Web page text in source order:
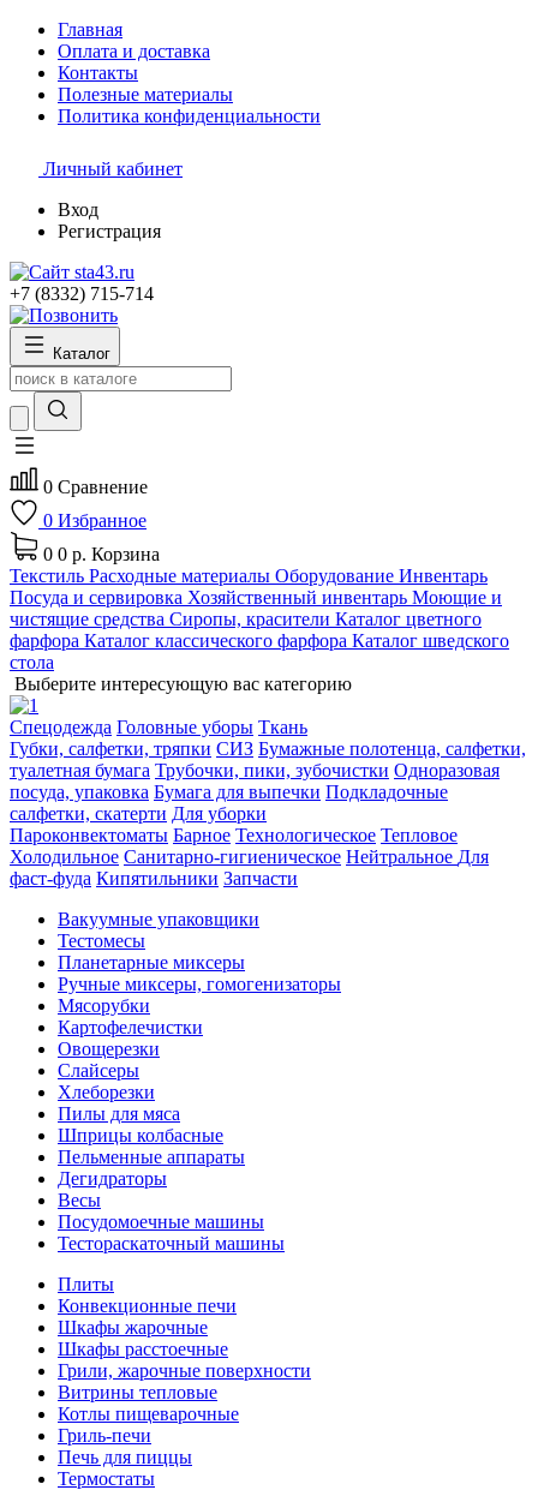
Главная
Оплата и доставка
Контакты
Полезные материалы
Политика конфиденциальности
Личный кабинет
Вход
Регистрация
+7 (8332) 715-714
Каталог
0 Сравнение
0 Избранное
0 0 р. Корзина
Текстиль Расходные материалы Оборудование Инвентарь
Посуда и сервировка Хозяйственный инвентарь Моющие и
чистящие средства Сиропы, красители Каталог цветного
фарфора Каталог классического фарфора Каталог шведского
стола
Выберите интересующую вас категорию
Спецодежда Головные уборы Ткань
Губки, салфетки, тряпки СИЗ Бумажные полотенца, салфетки,
туалетная бумага Трубочки, пики, зубочистки Одноразовая
посуда, упаковка Бумага для выпечки Подкладочные
салфетки, скатерти Для уборки
Пароконвектоматы Барное Технологическое Тепловое
Холодильное Санитарно-гигиеническое Нейтральное Для
фаст-фуда Кипятильники Запчасти
Вакуумные упаковщики
Тестомесы
Планетарные миксеры
Ручные миксеры, гомогенизаторы
Мясорубки
Картофелечистки
Овощерезки
Слайсеры
Хлеборезки
Пилы для мяса
Шприцы колбасные
Пельменные аппараты
Дегидраторы
Весы
Посудомоечные машины
Тестораскаточный машины
Плиты
Конвекционные печи
Шкафы жарочные
Шкафы расстоечные
Грили, жарочные поверхности
Витрины тепловые
Котлы пищеварочные
Гриль-печи
Печь для пиццы
Термостаты